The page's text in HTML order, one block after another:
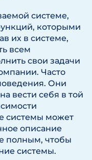
системе,
которыми
их в системе,
всем
свои задачи
Часто
Они
вести себя в той
системы может
описание
полным, чтобы
системы.